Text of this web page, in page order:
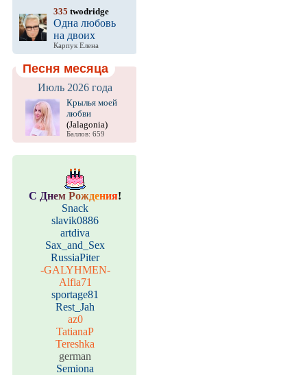
335 twodridge
Одна любовь
на двоих
Карпук Елена
Песня месяца
Июль 2026 года
Крылья моей
любви
(Jalagonia)
Баллов: 659
С Днем Рождения!
Snack
slavik0886
artdiva
Sax_and_Sex
RussiaPiter
-GALYHMEN-
Alfia71
sportage81
Rest_Jah
az0
TatianaP
Tereshka
german
Semiona